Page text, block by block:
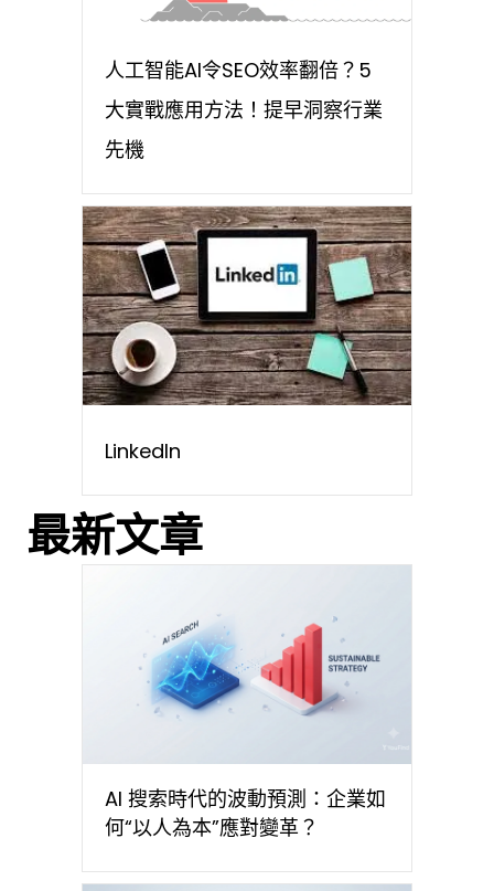
人工智能AI令SEO效率翻倍？5
大實戰應用方法！提早洞察行業
先機
LinkedIn
最新文章
AI 搜索時代的波動預測：企業如
何“以人為本”應對變革？